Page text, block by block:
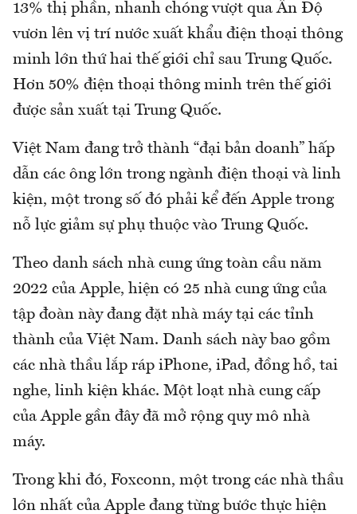
13% thị phần, nhanh chóng vượt qua Ấn Độ
vươn lên vị trí nước xuất khẩu điện thoại thông
minh lớn thứ hai thế giới chỉ sau Trung Quốc.
Hơn 50% điện thoại thông minh trên thế giới
được sản xuất tại Trung Quốc.
Việt Nam đang trở thành “đại bản doanh” hấp
dẫn các ông lớn trong ngành điện thoại và linh
kiện, một trong số đó phải kể đến Apple trong
nỗ lực giảm sự phụ thuộc vào Trung Quốc.
Theo danh sách nhà cung ứng toàn cầu năm
2022 của Apple, hiện có 25 nhà cung ứng của
tập đoàn này đang đặt nhà máy tại các tỉnh
thành của Việt Nam. Danh sách này bao gồm
các nhà thầu lắp ráp iPhone, iPad, đồng hồ, tai
nghe, linh kiện khác. Một loạt nhà cung cấp
của Apple gần đây đã mở rộng quy mô nhà
máy.
Trong khi đó, Foxconn, một trong các nhà thầu
lớn nhất của Apple đang từng bước thực hiện